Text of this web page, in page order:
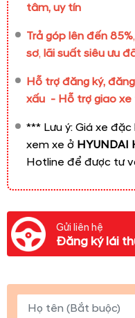
tâm, uy tín
Trả góp lên đến 85%,
sơ, lãi suất siêu ưu
Hỗ trợ đăng ký,
xấu - Hỗ trợ giao xe
*** Lưu ý: Giá xe
xem xe ở HYUNDAI
Hotline để được tư
Gửi liên hệ
Đăng ký lái